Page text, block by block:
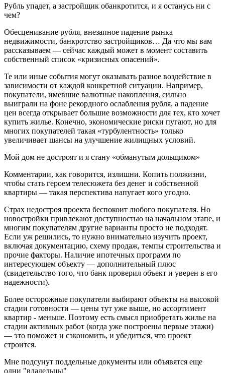
Рубль упадет, а застройщик обанкротится, и я останусь ни с
чем?
Обесценивание рубля, внезапное падение рынка
недвижимости, банкротство застройщиков… Да что мы вам
рассказываем — сейчас каждый может в момент составить
собственный список «кризисных опасений».
Те или иные события могут оказывать разное воздействие в
зависимости от каждой конкретной ситуации. Например,
покупатели, имевшие валютные накопления, сильно
выиграли на фоне рекордного ослабления рубля, а падение
цен всегда открывает большие возможности для тех, кто хочет
купить жилье. Конечно, экономические риски пугают, но для
многих покупателей такая «турбулентность» только
увеличивает шансы на улучшение жилищных условий.
Мой дом не достроят и я стану «обманутым дольщиком»
Комментарии, как говорится, излишни. Копить полжизни,
чтобы стать героем телесюжета без денег и собственной
квартиры — такая перспектива напугает кого угодно.
Страх недостроя проекта беспокоит любого покупателя. Но
новостройки привлекают доступностью на начальном этапе, и
многим покупателям другие варианты просто не подходят.
Если уж решились, то нужно внимательно изучить проект,
включая документацию, схему продаж, темпы строительства и
прочие факторы. Наличие ипотечных программ по
интересующем объекту — дополнительный плюс
(свидетельство того, что банк проверил объект и уверен в его
надежности).
Более осторожные покупатели выбирают объекты на высокой
стадии готовности — цены тут уже выше, но ассортимент
квартир - меньше. Поэтому есть смысл приобретать жилье на
стадии активных работ (когда уже построены первые этажи)
— это поможет и сэкономить, и убедиться, что проект
строится.
Мне подсунут поддельные документы или объявятся еще
одни "владельцы"